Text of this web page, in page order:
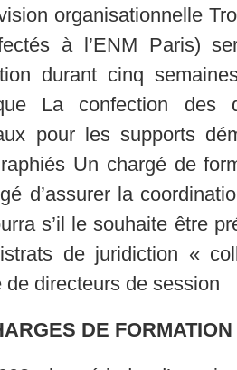
organisationnelle
à l’ENM Paris)
durant cinq
La confection des
pour les supports
Un chargé de
d’assurer la
s’il le souhaite être
de juridiction «
directeurs de session
DE